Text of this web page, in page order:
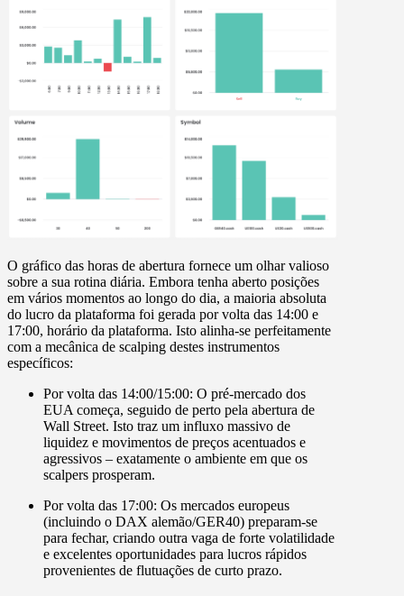
O gráfico das horas de abertura fornece um olhar valioso
sobre a sua rotina diária. Embora tenha aberto posições
em vários momentos ao longo do dia, a maioria absoluta
do lucro da plataforma foi gerada por volta das 14:00 e
17:00, horário da plataforma. Isto alinha-se perfeitamente
com a mecânica de scalping destes instrumentos
específicos:
Por volta das 14:00/15:00: O pré-mercado dos
EUA começa, seguido de perto pela abertura de
Wall Street. Isto traz um influxo massivo de
liquidez e movimentos de preços acentuados e
agressivos – exatamente o ambiente em que os
scalpers prosperam.
Por volta das 17:00: Os mercados europeus
(incluindo o DAX alemão/GER40) preparam-se
para fechar, criando outra vaga de forte volatilidade
e excelentes oportunidades para lucros rápidos
provenientes de flutuações de curto prazo.